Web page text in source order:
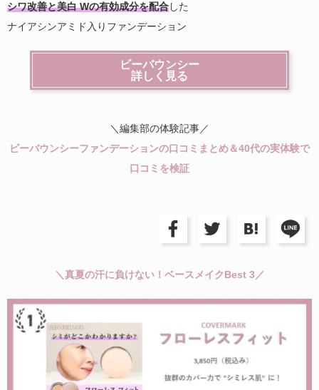
シワ改善と美白 Wの有効成分を配合した
ナイアシンアミド入りファンデーション
ビーバウンシー
詳しく見る
＼編集部の体験記事／
ビーバウンシーファンデーションの口コミまとめ＆40代の実体験で
口コミを検証
＼真夏の汗に負けない！ベースメイクBest 3／